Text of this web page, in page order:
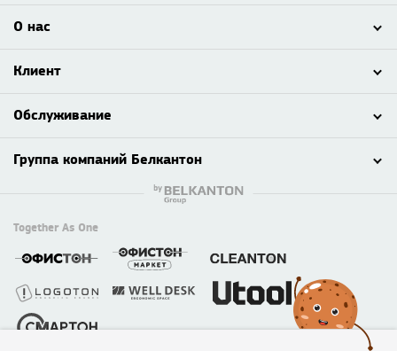
О нас
Клиент
Обслуживание
Группа компаний Белкантон
Together As One